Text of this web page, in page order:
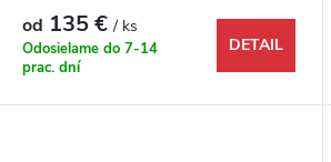
od 135 €/ ks
Odosielame do 7-14
prac. dní
DETAIL